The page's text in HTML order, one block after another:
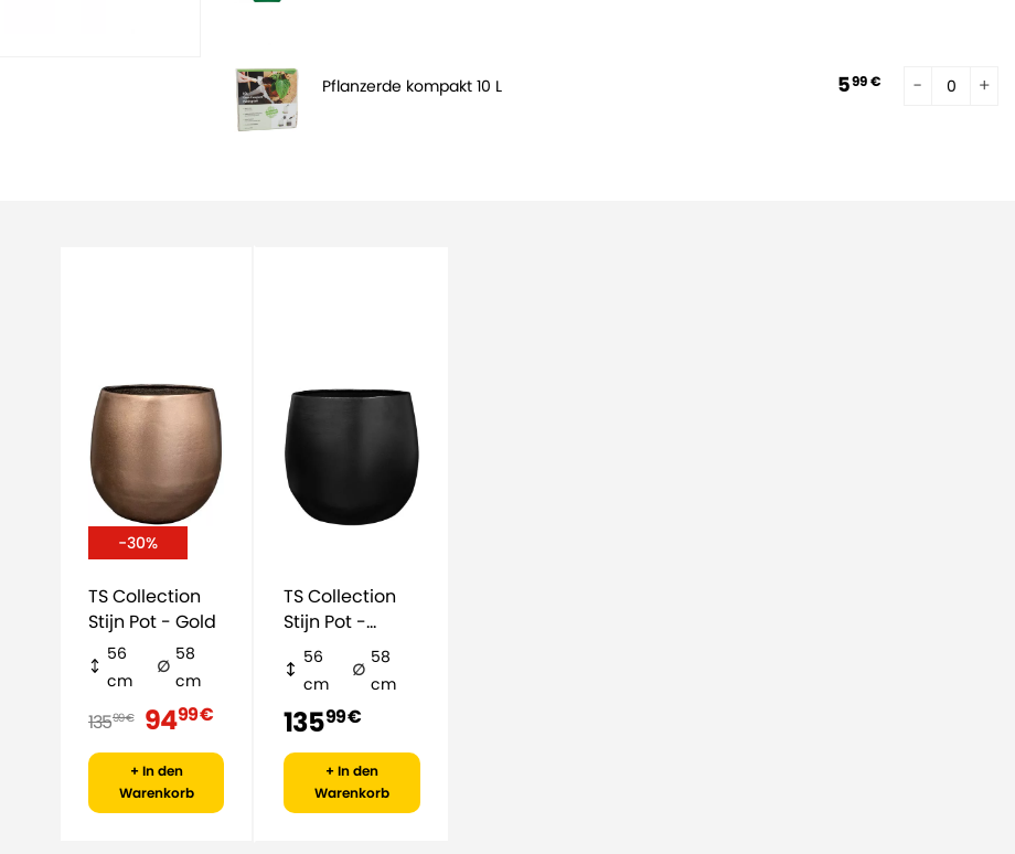
Pflanzerde kompakt 10 L 599 €
-30%
TS Collection
Stijn Pot - Gold
56
cm
58
cm
13599 € 9499 €
+ In den
Warenkorb
TS Collection
Stijn Pot -
schwarz
56
cm
58
cm
13599 €
+ In den
Warenkorb